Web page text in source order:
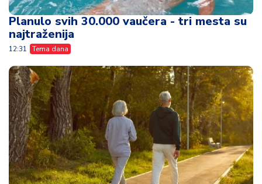
Planulo svih 30.000 vaučera - tri mesta su
najtraženija
12:31 Tema dana